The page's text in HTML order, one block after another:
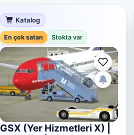
Katalog
En çok satan Stokta var
GSX (Yer Hizmetleri X) |